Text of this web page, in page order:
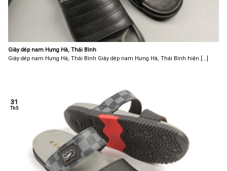
Giày dép nam Hưng Hà, Thái Bình
Giày dép nam Hưng Hà, Thái Bình Giày dép nam Hưng Hà, Thái Bình hiện [...]
31
Th5